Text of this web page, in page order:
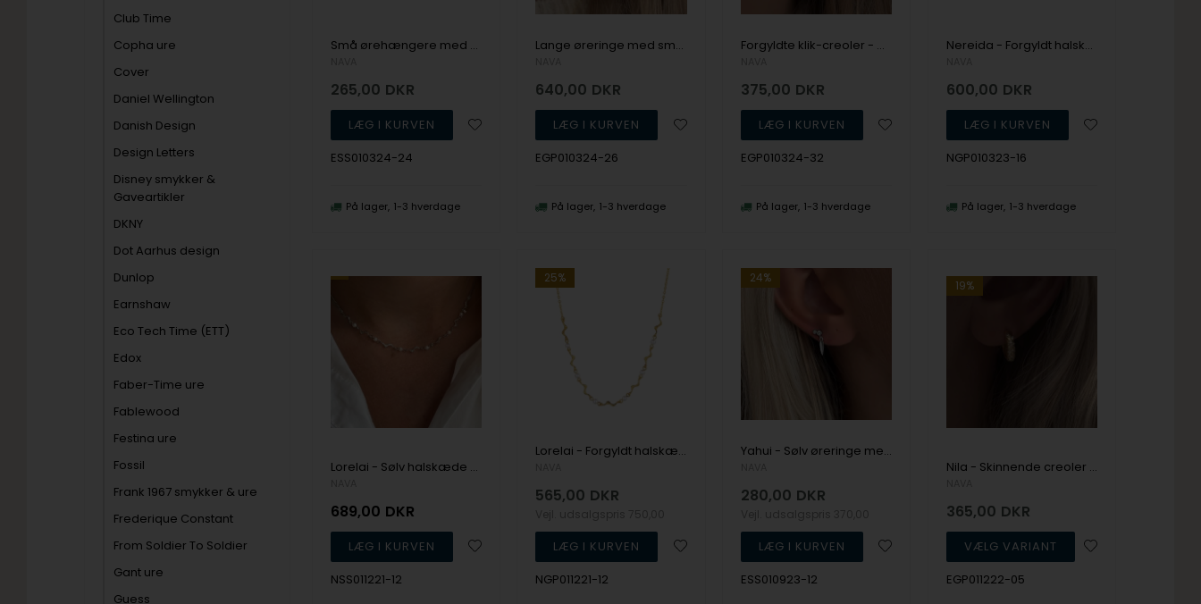
Club Time
Copha ure
Cover
Daniel Wellington
Danish Design
Design Letters
Disney smykker &
Gaveartikler
DKNY
Dot Aarhus design
Dunlop
Earnshaw
Eco Tech Time (ETT)
Edox
Faber-Time ure
Fablewood
Festina ure
Fossil
Frank 1967 smykker & ure
Frederique Constant
From Soldier To Soldier
Gant ure
Guess
Små ørehængere med perlevedhæng - Avani, fra NAVA
265,00 DKR
ESS010324-24
På lager 1-3 hverdage
Lange øreringe med små zirkoner - Azar, fra NAVA
640,00 DKR
EGP010324-26
På lager 1-3 hverdage
Forgyldte klik-creoler - Celestia, fra NAVA
375,00 DKR
EGP010324-32
På lager 1-3 hverdage
Nereida - Forgyldt halskæde med ferskvandsperler, NAVA Cph
600,00 DKR
NGP010323-16
På lager 1-3 hverdage
Lorelai - Sølv halskæde med bølger og perler, NAVA Cph
689,00 DKR
NSS011221-12
25%
Lorelai - Forgyldt halskæde med bølger og perler, NAVA Cph
565,00 DKR
NGP011221-12
24%
Yahui - Sølv øreringe med zirkoner og bambusblad, NAVA Cph
280,00 DKR
ESS010923-12
19%
Nila - Skinnende creoler I forgyldt sølv med zirkoner, NAVA Cph
365,00 DKR
EGP011222-05